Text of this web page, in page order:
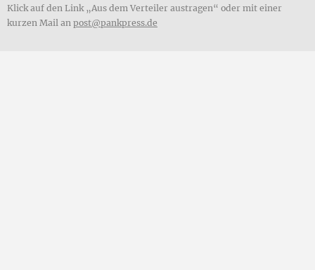
Klick auf den Link „Aus dem Verteiler austragen“ oder mit einer
kurzen Mail an post@pankpress.de